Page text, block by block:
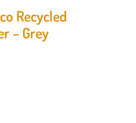
Recycled
– Grey